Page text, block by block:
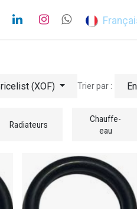
(XOF) Trier par :
Radiateurs
Chauffe-
eau